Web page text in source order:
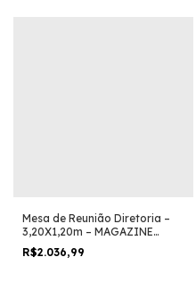
Mesa de Reunião Diretoria –
3,20X1,20m – MAGAZINE
SILVA – NOGAL
SEVILHA/PRETO – 22014
R$2.036,99